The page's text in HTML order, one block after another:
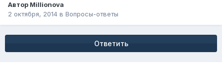
Автор Millionova
2 октября, 2014 в Вопросы-ответы
Ответить